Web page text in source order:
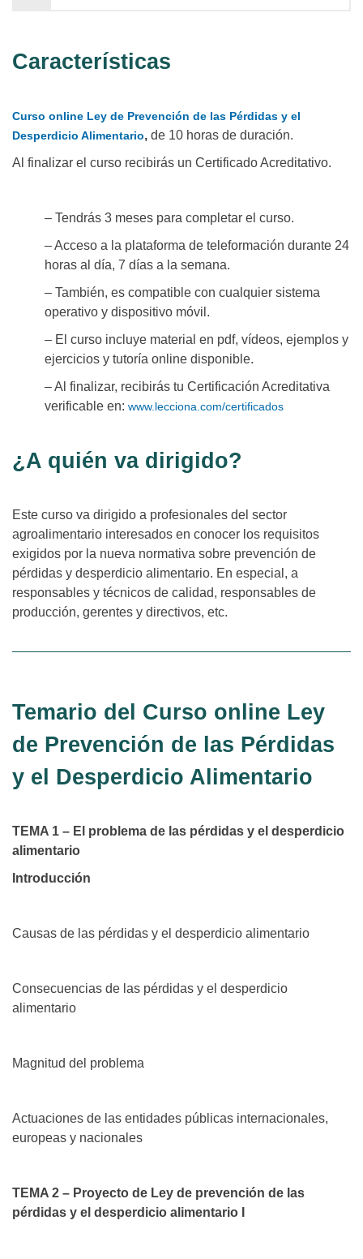
Características
Curso online Ley de Prevención de las Pérdidas y el
Desperdicio Alimentario, de 10 horas de duración.
Al finalizar el curso recibirás un Certificado Acreditativo.
– Tendrás 3 meses para completar el curso.
– Acceso a la plataforma de teleformación durante 24
horas al día, 7 días a la semana.
– También, es compatible con cualquier sistema
operativo y dispositivo móvil.
– El curso incluye material en pdf, vídeos, ejemplos y
ejercicios y tutoría online disponible.
– Al finalizar, recibirás tu Certificación Acreditativa
verificable en: www.lecciona.com/certificados
¿A quién va dirigido?
Este curso va dirigido a profesionales del sector
agroalimentario interesados en conocer los requisitos
exigidos por la nueva normativa sobre prevención de
pérdidas y desperdicio alimentario. En especial, a
responsables y técnicos de calidad, responsables de
producción, gerentes y directivos, etc.
Temario del Curso online Ley
de Prevención de las Pérdidas
y el Desperdicio Alimentario
TEMA 1 – El problema de las pérdidas y el desperdicio
alimentario
Introducción
Causas de las pérdidas y el desperdicio alimentario
Consecuencias de las pérdidas y el desperdicio
alimentario
Magnitud del problema
Actuaciones de las entidades públicas internacionales,
europeas y nacionales
TEMA 2 – Proyecto de Ley de prevención de las
pérdidas y el desperdicio alimentario I